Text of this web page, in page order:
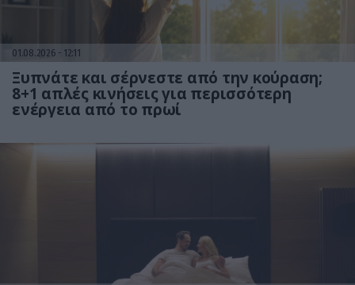
01.08.2026 12:11
Ξυπνάτε και σέρνεστε από την κούραση;
8+1 απλές κινήσεις για περισσότερη
ενέργεια από το πρωί